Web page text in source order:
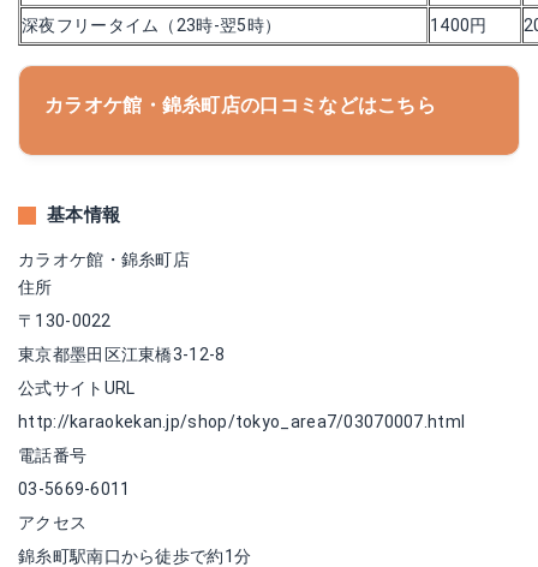
深夜フリータイム（23時-翌5時）
1400円
カラオケ館・錦糸町店の口コミなどはこちら
基本情報
カラオケ館・錦糸町店
住所
〒130-0022
東京都墨田区江東橋3-12-8
公式サイトURL
http://karaokekan.jp/shop/tokyo_area7/03070007.html
電話番号
03-5669-6011
アクセス
錦糸町駅南口から徒歩で約1分